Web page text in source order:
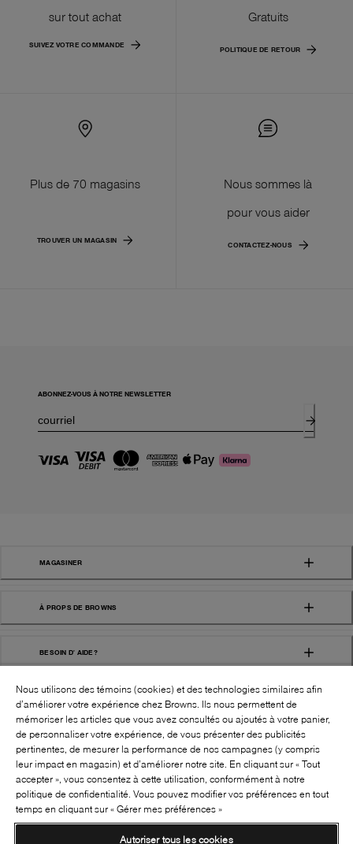
sur tout achat
SUIVEZ VOTRE COMMANDE
Gratuits
POLITIQUE DE RETOUR
Plus de 70 magasins
TROUVER UN MAGASIN
Nous sommes là
pour vous aider
CONTACTEZ-NOUS
ABONNEZ-VOUS À NOTRE NEWSLETTER
MAGASINER
À PROPS DE BROWNS
BESOIN D' AIDE?
BROWNS SHOES INC. TOUS DROITS
RÉSERVÉS
SUIVEZ-NOUS!:
Nous utilisons des témoins (cookies) et des technologies similaires afin
d’améliorer votre expérience chez Browns. Ils nous permettent de
mémoriser les articles que vous avez consultés ou ajoutés à votre panier,
de personnaliser votre expérience, de vous présenter des publicités
pertinentes, de mesurer la performance de nos campagnes (y compris
leur impact en magasin) et d’améliorer notre site. En cliquant sur « Tout
accepter », vous consentez à cette utilisation, conformément à notre
politique de confidentialité. Vous pouvez modifier vos préférences en tout
temps en cliquant sur « Gérer mes préférences »
Autoriser tous les cookies